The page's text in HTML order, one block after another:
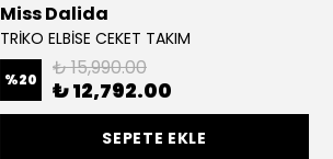
Miss Dalida
TRİKO ELBİSE CEKET TAKIM
%20 ₺ 15,990.00
₺ 12,792.00
SEPETE EKLE